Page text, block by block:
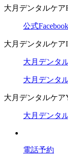
大月デンタルケア
公式Facebook
大月デンタルケア
大月デンタ
大月デンタ
大月デンタルケア
大月デンタ
電話予約